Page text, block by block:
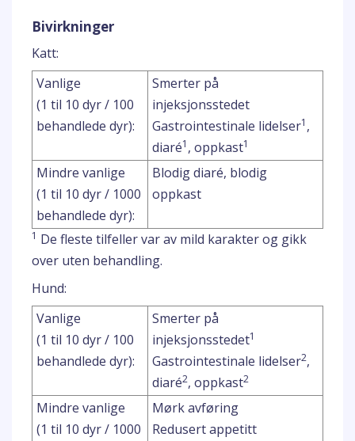
Bivirkninger
Katt:
Vanlige
(1 til 10 dyr / 100
behandlede dyr):
Smerter på
injeksjonsstedet
Gastrointestinale lidelser1 ,
diaré1 , oppkast1
Mindre vanlige
(1 til 10 dyr / 1000
behandlede dyr):
Blodig diaré, blodig
oppkast
1 De fleste tilfeller var av mild karakter og gikk
over uten behandling.
Hund:
Vanlige
(1 til 10 dyr / 100
behandlede dyr):
Smerter på
injeksjonsstedet1
Gastrointestinale lidelser2,
diaré2, oppkast2
Mindre vanlige
(1 til 10 dyr / 1000
Mørk avføring
Redusert appetitt